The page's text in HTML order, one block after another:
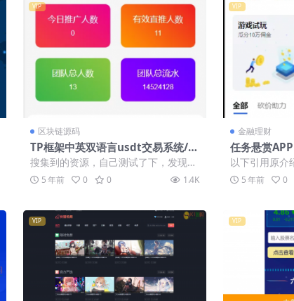
VIP
区块链源码
TP框架中英双语言usdt交易系统/u
sdt币圈/期权交易
搜集到的资源，自己测试了下，发现这
个东西还真的是不少问题，FastAdmin
的后...
5 年前 0 0 1.4K
VIP
金融理财
任务悬赏APP
以下引用原介
新用户做任务
分销逻辑。 ...
5 年前 0
VIP VIP